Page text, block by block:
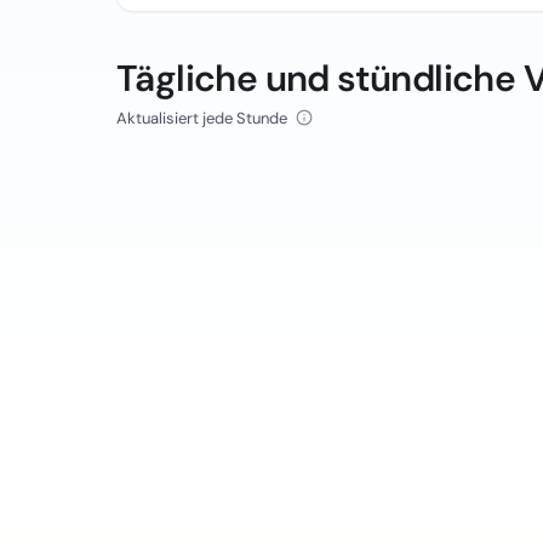
Tägliche und stündliche
Aktualisiert jede Stunde